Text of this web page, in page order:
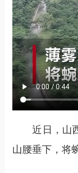
近日，山西
山腰垂下，将